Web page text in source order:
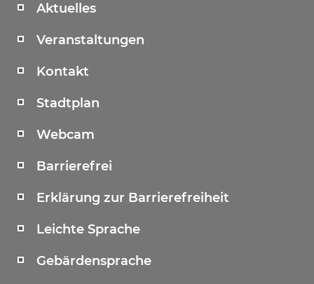
Aktuelles
Veranstaltungen
Kontakt
Stadtplan
Webcam
Barrierefrei
Erklärung zur Barrierefreiheit
Leichte Sprache
Gebärdensprache